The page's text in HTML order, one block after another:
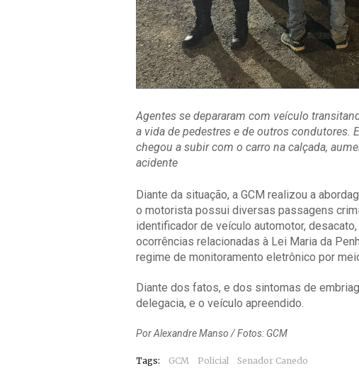
Agentes se depararam com veículo
a vida de pedestres e de outros
chegou a subir com o carro na calçada,
acidente
Diante da situação, a GCM realizou a
o motorista possui diversas passagens
identificador de veículo automotor,
ocorrências relacionadas à Lei Maria da
regime de monitoramento eletrônico por
Diante dos fatos, e dos sintomas de
delegacia, e o veículo apreendido.
Por Alexandre Manso / Fotos: GCM
Tags: GCM Policial Senador Canedo